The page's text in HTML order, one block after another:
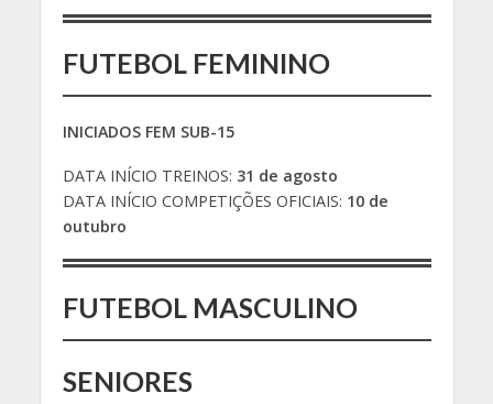
FUTEBOL FEMININO
INICIADOS FEM SUB-15
DATA INÍCIO TREINOS: 31 de agosto
DATA INÍCIO COMPETIÇÕES OFICIAIS: 10 de
outubro
FUTEBOL MASCULINO
SENIORES